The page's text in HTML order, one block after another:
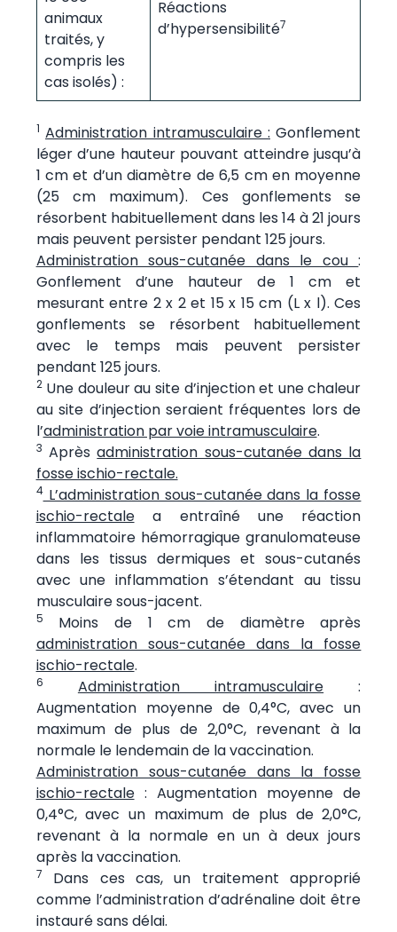
animaux
traités, y
compris les
cas isolés) :
Réactions
d’hypersensibilité7
1 Administration intramusculaire : Gonflement
léger d’une hauteur pouvant atteindre jusqu’à
1 cm et d’un diamètre de 6,5 cm en moyenne
(25 cm maximum). Ces gonflements se
résorbent habituellement dans les 14 à 21 jours
mais peuvent persister pendant 125 jours.
Administration sous-cutanée dans le cou:
Gonflement d’une hauteur de 1 cm et
mesurant entre 2 x 2 et 15 x 15 cm (L x l). Ces
gonflements se résorbent habituellement
avec le temps mais peuvent persister
pendant 125 jours.
2Une douleur au site d’injection et une chaleur
au site d’injection seraient fréquentes lors de
l’administration par voie intramusculaire.
3 Aprèsadministration sous-cutanée dans la
fosse ischio-rectale.
4L’administration sous-cutanée dans la fosse
ischio-rectalea entraîné une réaction
inflammatoire hémorragique granulomateuse
dans les tissus dermiques et sous-cutanés
avec une inflammation s’étendant au tissu
musculaire sous-jacent.
5
Moins de 1 cm de diamètre après
administration sous-cutanée dans la fosse
ischio-rectale.
6 Administration intramusculaire :
Augmentation moyenne de 0,4°C, avec un
maximum de plus de 2,0°C, revenant à la
normale le lendemain de la vaccination.
Administration sous-cutanée dans la fosse
ischio-rectale: Augmentation moyenne de
0,4°C, avec un maximum de plus de 2,0°C,
revenant à la normale en un à deux jours
après la vaccination.
7
Dans ces cas, un traitement approprié
comme l’administration d’adrénaline doit être
instauré sans délai.